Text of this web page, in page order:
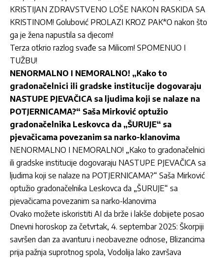
KRISTIJAN ZDRAVSTVENO LOŠE NAKON RASKIDA SA
KRISTINOM! Golubović PROLAZI KROZ PAK*O nakon što
ga je žena napustila sa djecom!
Terza otkrio razlog svađe sa Milicom! SPOMENUO I
TUŽBU!
NENORMALNO I NEMORALNO! „Kako to
gradonačelnici ili gradske institucije dogovaraju
NASTUPE PJEVAČICA sa ljudima koji se nalaze na
POTJERNICAMA?“ Saša Mirković optužio
gradonačelnika Leskovca da „ŠURUJE“ sa
pjevačicama povezanim sa narko-klanovima
NENORMALNO I NEMORALNO! „Kako to gradonačelnici
ili gradske institucije dogovaraju NASTUPE PJEVAČICA sa
ljudima koji se nalaze na POTJERNICAMA?“ Saša Mirković
optužio gradonačelnika Leskovca da „ŠURUJE“ sa
pjevačicama povezanim sa narko-klanovima
Ovako možete iskoristiti AI da brže i lakše dobijete posao
Dnevni horoskop za četvrtak, 4. septembar 2025: Škorpiji
savršen dan za avanturu i neobavezne odnose, Blizancima
prija pažnja suprotnog spola, Vodolija lako završava